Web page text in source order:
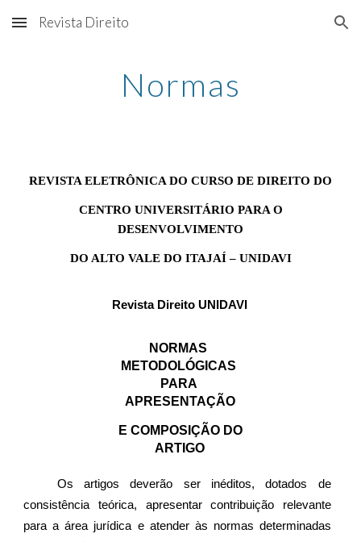
Skip to main content Skip to navigation
Revista Direito
Normas
REVISTA ELETRÔNICA DO CURSO DE DIREITO DO
DESENVOLVIMENTO
DO ALTO VALE DO ITAJAÍ – UNIDAVI
Revista Direito UNIDAVI
NORMAS
METODOLÓGICAS
PARA
APRESENTAÇÃO
ARTIGO
Os artigos deverão ser inéditos, dotados de
consistência teórica, apresentar contribuição relevante
para a área jurídica e atender às normas determinadas